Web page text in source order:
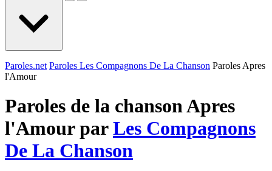
Paroles.net Paroles Les Compagnons De La Chanson Paroles Apres
l'Amour
Paroles de la chanson Apres
l'Amour parLes Compagnons
De La Chanson